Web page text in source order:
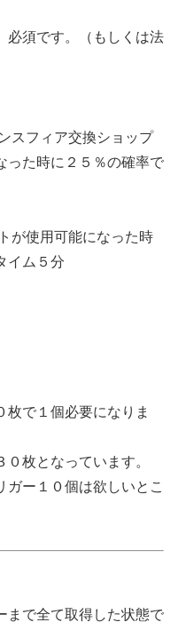
須です。（もしくは法
スフィア交換ショップ
った時に２５％の確率で
が使用可能になった時
イム５分
枚で１個必要になりま
枚となっています。
ガー１０個は欲しいとこ
まで全て取得した状態で